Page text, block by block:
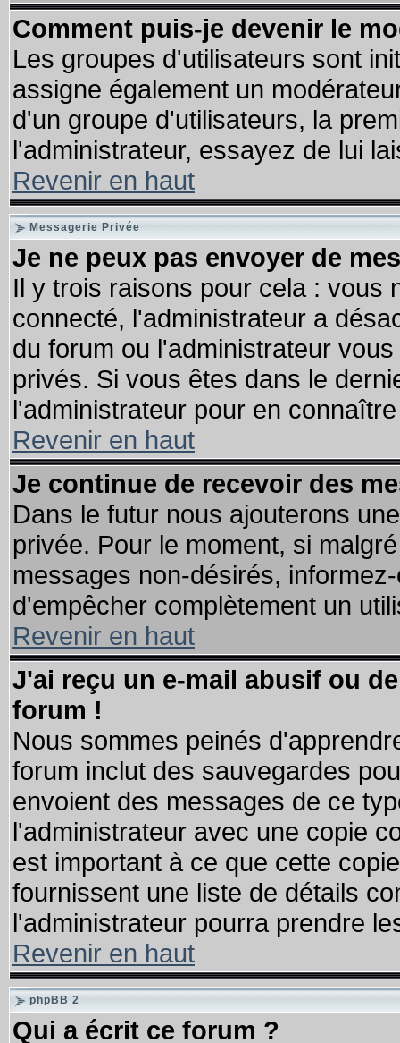
Comment puis-je devenir le
Les groupes d'utilisateurs sont
assigne également un
d'un groupe d'utilisateurs, la
l'administrateur, essayez de lui
Revenir en haut
Messagerie Privée
Je ne peux pas envoyer de
Il y trois raisons pour cela : vous
connecté, l'administrateur a
du forum ou l'administrateur
privés. Si vous êtes dans le
l'administrateur pour en
Revenir en haut
Je continue de recevoir des
Dans le futur nous ajouterons
privée. Pour le moment, si
messages non-désirés,
d'empêcher complètement un
Revenir en haut
J'ai reçu un e-mail abusif ou
forum !
Nous sommes peinés
forum inclut des sauvegardes
envoient des messages de ce
l'administrateur avec une copie
est important à ce que cette
fournissent une liste de détails
l'administrateur pourra prendre
Revenir en haut
phpBB 2
Qui a écrit ce forum ?